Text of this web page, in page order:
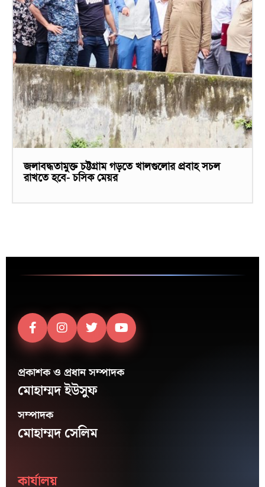
জলাবদ্ধতামুক্ত চট্টগ্রাম গড়তে খালগুলোর প্রবাহ সচল
রাখতে হবে- চসিক মেয়র
প্রকাশক ও প্রধান সম্পাদক
মোহাম্মদ ইউসুফ
সম্পাদক
মোহাম্মদ সেলিম
কার্যালয়